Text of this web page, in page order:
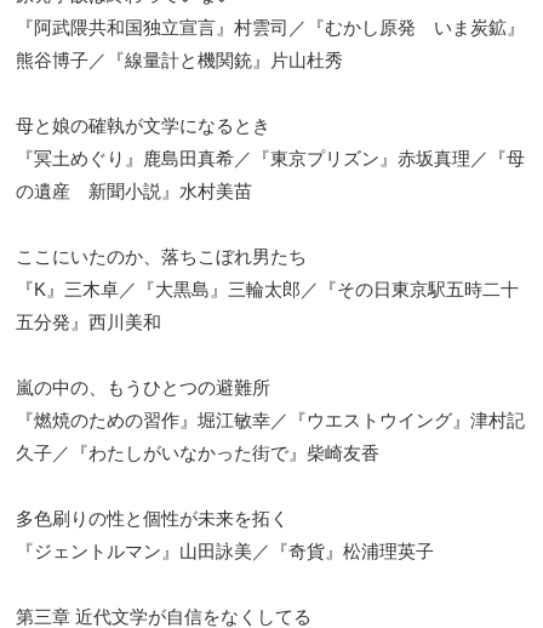
『阿武隈共和国独立宣言』村雲司／『むかし原発 いま炭鉱』
熊谷博子／『線量計と機関銃』片山杜秀
母と娘の確執が文学になるとき
『冥土めぐり』鹿島田真希／『東京プリズン』赤坂真理／『母
の遺産 新聞小説』水村美苗
ここにいたのか、落ちこぼれ男たち
『K』三木卓／『大黒島』三輪太郎／『その日東京駅五時二十
五分発』西川美和
嵐の中の、もうひとつの避難所
『燃焼のための習作』堀江敏幸／『ウエストウイング』津村記
久子／『わたしがいなかった街で』柴崎友香
多色刷りの性と個性が未来を拓く
『ジェントルマン』山田詠美／『奇貨』松浦理英子
第三章 近代文学が自信をなくしてる